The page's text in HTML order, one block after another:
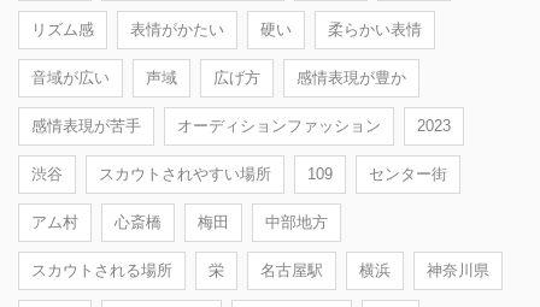
リズム感 表情がかたい 硬い 柔らかい表情
音域が広い 声域 広げ方 感情表現が豊か
感情表現が苦手 オーディションファッション 2023
渋谷 スカウトされやすい場所 109 センター街
アム村 心斎橋 梅田 中部地方
スカウトされる場所 栄 名古屋駅 横浜 神奈川県